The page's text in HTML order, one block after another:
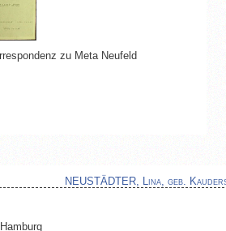
zu Meta Neufeld
NEUSTÄDTER, Lina, geb.